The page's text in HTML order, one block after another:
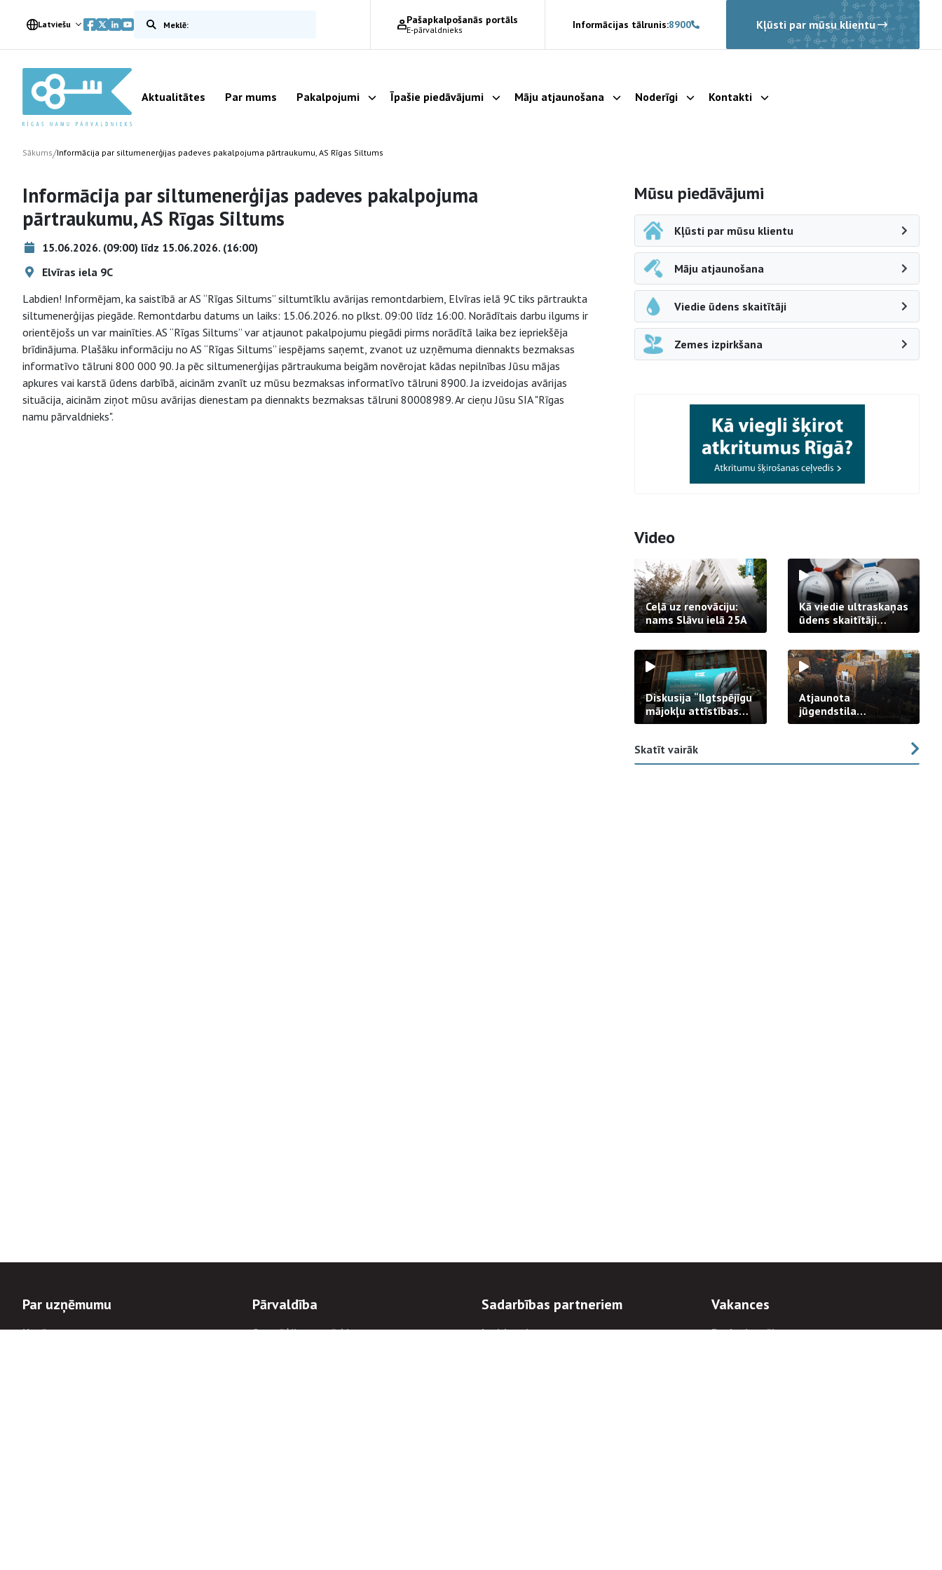
Latviešu Meklēt vietnē Pašapkalpošanās portāls
E-pārvaldnieks Informācijas tālrunis:8900 Kļūsti par mūsu klientu
Aktualitātes Par mums Pakalpojumi Parādīt apakšizvēlni
Īpašie piedāvājumi Parādīt apakšizvēlni
Māju atjaunošana Parādīt apakšizvēlni
Noderīgi Parādīt apakšizvēlni
Kontakti Parādīt apakšizvēlni
Sākums/Informācija par siltumenerģijas padeves pakalpojuma pārtraukumu, AS Rīgas Siltums
Informācija par siltumenerģijas padeves pakalpojuma
pārtraukumu, AS Rīgas Siltums
15.06.2026. (09:00) līdz 15.06.2026. (16:00)
Elvīras iela 9C
Labdien! Informējam, ka saistībā ar AS “Rīgas Siltums” siltumtīklu avārijas remontdarbiem, Elvīras ielā 9C tiks pārtraukta
siltumenerģijas piegāde. Remontdarbu datums un laiks: 15.06.2026. no plkst. 09:00 līdz 16:00. Norādītais darbu ilgums ir
orientējošs un var mainīties. AS “Rīgas Siltums” var atjaunot pakalpojumu piegādi pirms norādītā laika bez iepriekšēja
brīdinājuma. Plašāku informāciju no AS “Rīgas Siltums” iespējams saņemt, zvanot uz uzņēmuma diennakts bezmaksas
informatīvo tālruni 800 000 90. Ja pēc siltumenerģijas pārtraukuma beigām novērojat kādas nepilnības Jūsu mājas
apkures vai karstā ūdens darbībā, aicinām zvanīt uz mūsu bezmaksas informatīvo tālruni 8900. Ja izveidojas avārijas
situācija, aicinām ziņot mūsu avārijas dienestam pa diennakts bezmaksas tālruni 80008989. Ar cieņu Jūsu SIA "Rīgas
namu pārvaldnieks".
Sāna navigācija
Mūsu piedāvājumi
Kļūsti par mūsu klientu
Māju atjaunošana
Viedie ūdens skaitītāji
Zemes izpirkšana
Video
Ceļā uz renovāciju:
nams Slāvu ielā 25A
Kā viedie ultraskaņas
ūdens skaitītāji
strādā praksē
Diskusija “Ilgtspējīgu
mājokļu attīstības
izaicinājums”
Atjaunota
jūgendstila
arhitektūras pērles
Skatīt vairāk
Par uzņēmumu
Uzņēmums
Pārvaldība
Stratēģija un mērķi
Sadarbības partneriem
Iepirkumi
Vakances
Darba iespējas